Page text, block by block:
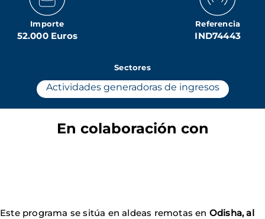
Importe
52.000 Euros
Referencia
IND74443
Sectores
Actividades generadoras de ingresos
En colaboración con
Este programa se sitúa en aldeas remotas en Odisha, al